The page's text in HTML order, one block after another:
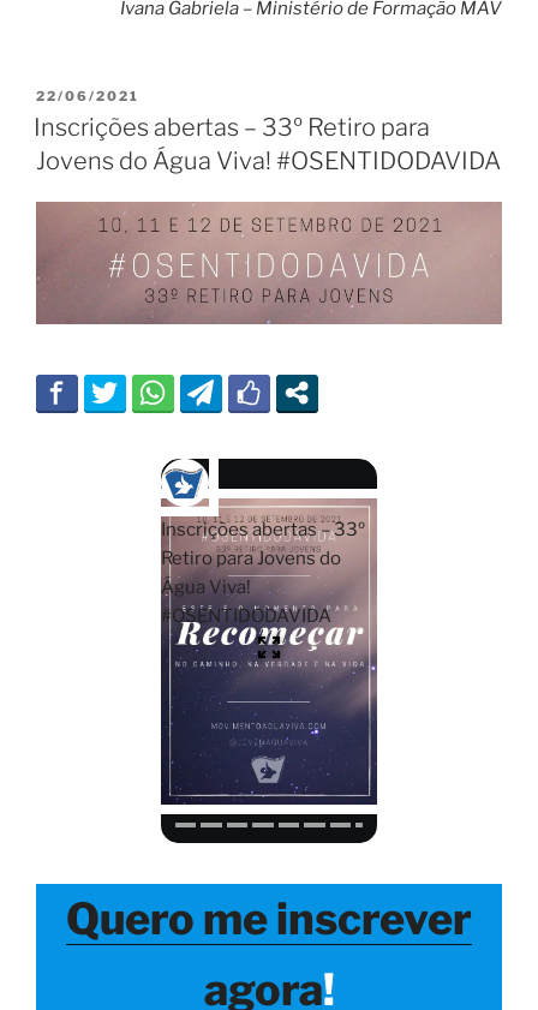
Ivana Gabriela – Ministério de Formação MAV
PUBLICADO
EM
22/06/2021
Inscrições abertas – 33º Retiro para
Jovens do Água Viva! #OSENTIDODAVIDA
Inscrições abertas – 33º
Retiro para Jovens do
Água Viva!
#OSENTIDODAVIDA
Quero me inscrever
agora!